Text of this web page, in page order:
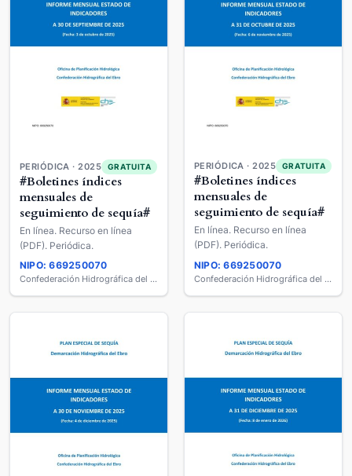
PERIÓDICA · 2025 GRATUITA
#Boletines índices
mensuales de
seguimiento de sequía#
En línea. Recurso en línea
(PDF). Periódica.
NIPO: 669250070
Confederación Hidrográfica del Ebro
PERIÓDICA · 2025 GRATUITA
#Boletines índices
mensuales de
seguimiento de sequía#
En línea. Recurso en línea
(PDF). Periódica.
NIPO: 669250070
Confederación Hidrográfica del Ebro